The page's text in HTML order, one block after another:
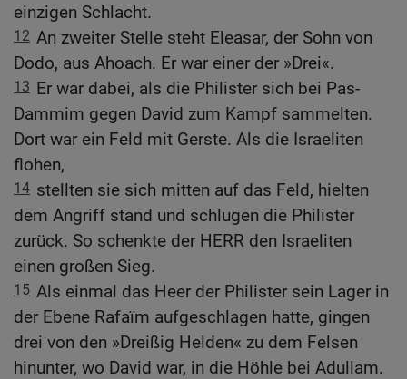
einzigen Schlacht.
12 An zweiter Stelle steht Eleasar, der Sohn von
Dodo, aus Ahoach. Er war einer der »Drei«.
13 Er war dabei, als die Philister sich bei Pas-
Dammim gegen David zum Kampf sammelten.
Dort war ein Feld mit Gerste. Als die Israeliten
flohen,
14 stellten sie sich mitten auf das Feld, hielten
dem Angriff stand und schlugen die Philister
zurück. So schenkte der HERR den Israeliten
einen großen Sieg.
15 Als einmal das Heer der Philister sein Lager in
der Ebene Rafaïm aufgeschlagen hatte, gingen
drei von den »Dreißig Helden« zu dem Felsen
hinunter, wo David war, in die Höhle bei Adullam.